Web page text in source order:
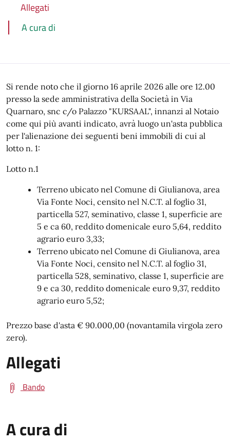
Allegati
A cura di
Si rende noto che il giorno 16 aprile 2026 alle ore 12.00
presso la sede amministrativa della Società in Via
Quarnaro, snc c/o Palazzo "KURSAAL", innanzi al Notaio
come qui più avanti indicato, avrà luogo un'asta pubblica
per l'alienazione dei seguenti beni immobili di cui al
lotto n. 1:
Lotto n.1
Terreno ubicato nel Comune di Giulianova, area
Via Fonte Noci, censito nel N.C.T. al foglio 31,
particella 527, seminativo, classe 1, superficie are
5 e ca 60, reddito domenicale euro 5,64, reddito
agrario euro 3,33;
Terreno ubicato nel Comune di Giulianova, area
Via Fonte Noci, censito nel N.C.T. al foglio 31,
particella 528, seminativo, classe 1, superficie are
9 e ca 30, reddito domenicale euro 9,37, reddito
agrario euro 5,52;
Prezzo base d'asta € 90.000,00 (novantamila virgola zero
zero).
Allegati
Bando
A cura di